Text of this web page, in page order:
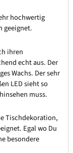
hochwertig
geeignet.
ihren
echt aus. Der
Wachs. Der sehr
LED sieht so
muss.
Tischdekoration,
Egal wo Du
besondere